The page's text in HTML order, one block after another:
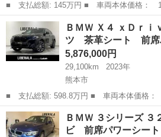
■ 支払総額: 145万円 ■ 車両本体価格： 1,180,000 円 ■ メーカー
名： ＢＭＷ ■ 車種名： Ｚ４ ■ グレー
５ｉ オープンカー バックカメラ ナビ
ートクルー...
熊本 熊本市
ＢＭＷ Ｘ４ ｘＤｒ
ツ 茶革シート 前
5,876,000円
29,100km
2023年
熊本市
■ 支払総額: 598.8万円 ■ 車両本体価格： 5,876,000 円 ■ メーカ
ー名： ＢＭＷ ■ 車種名： Ｘ４ ■ グレ
ｅ ２０ｄ Ｍスポーツ 茶革シート 前席
トヒーター...
熊本 熊本市 BMW
ＢＭＷ ３シリーズ
ビ 前席パワーシー